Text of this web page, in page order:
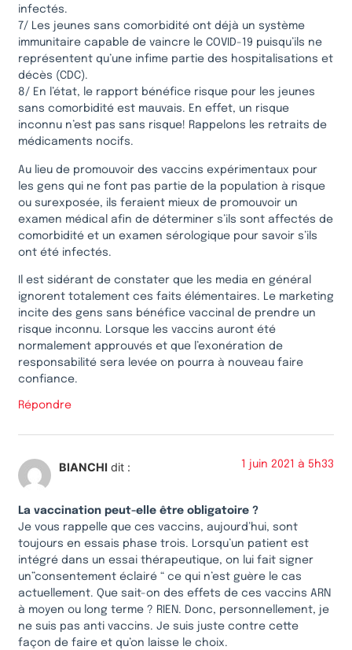
infectés.
7/ Les jeunes sans comorbidité ont déjà un système
immunitaire capable de vaincre le COVID-19 puisqu’ils ne
représentent qu’une infime partie des hospitalisations et
décès (CDC).
8/ En l’état, le rapport bénéfice risque pour les jeunes
sans comorbidité est mauvais. En effet, un risque
inconnu n’est pas sans risque! Rappelons les retraits de
médicaments nocifs.
Au lieu de promouvoir des vaccins expérimentaux pour
les gens qui ne font pas partie de la population à risque
ou surexposée, ils feraient mieux de promouvoir un
examen médical afin de déterminer s’ils sont affectés de
comorbidité et un examen sérologique pour savoir s’ils
ont été infectés.
Il est sidérant de constater que les media en général
ignorent totalement ces faits élémentaires. Le marketing
incite des gens sans bénéfice vaccinal de prendre un
risque inconnu. Lorsque les vaccins auront été
normalement approuvés et que l’exonération de
responsabilité sera levée on pourra à nouveau faire
confiance.
Répondre
BIANCHI dit : 1 juin 2021 à 5h33
La vaccination peut-elle être obligatoire ?
Je vous rappelle que ces vaccins, aujourd’hui, sont
toujours en essais phase trois. Lorsqu’un patient est
intégré dans un essai thérapeutique, on lui fait signer
un”consentement éclairé “ ce qui n’est guère le cas
actuellement. Que sait-on des effets de ces vaccins ARN
à moyen ou long terme ? RIEN. Donc, personnellement, je
ne suis pas anti vaccins. Je suis juste contre cette
façon de faire et qu’on laisse le choix.